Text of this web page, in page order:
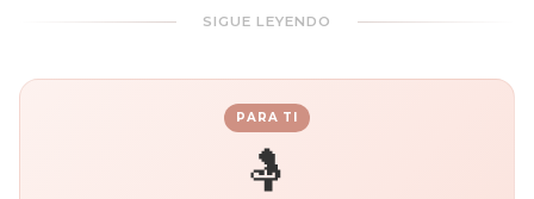
SIGUE LEYENDO
PARA TI
🤱